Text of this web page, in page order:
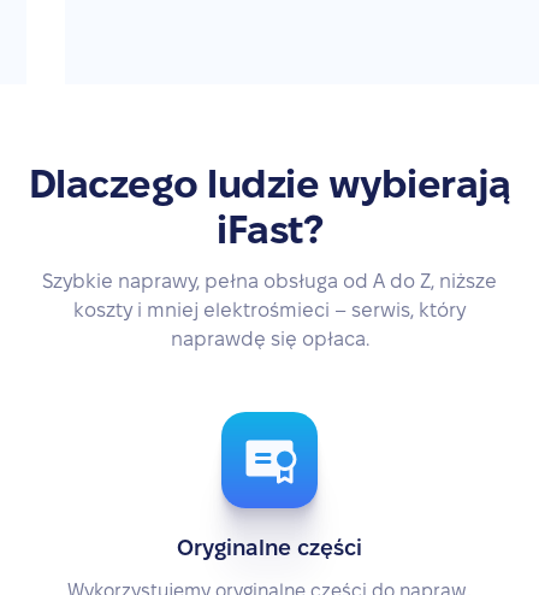
Dlaczego ludzie wybierają
iFast?
Szybkie naprawy, pełna obsługa od A do Z, niższe
koszty i mniej elektrośmieci – serwis, który
naprawdę się opłaca.
Oryginalne części
Wykorzystujemy oryginalne części do napraw,